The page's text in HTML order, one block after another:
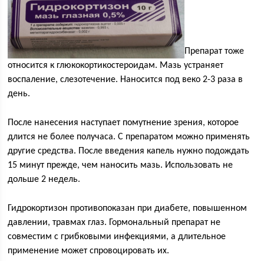
Препарат тоже
относится к глюкокортикостероидам. Мазь устраняет
воспаление, слезотечение. Наносится под веко 2-3 раза в
день.
После нанесения наступает помутнение зрения, которое
длится не более получаса. С препаратом можно применять
другие средства. После введения капель нужно подождать
15 минут прежде, чем наносить мазь. Использовать не
дольше 2 недель.
Гидрокортизон противопоказан при диабете, повышенном
давлении, травмах глаз. Гормональный препарат не
совместим с грибковыми инфекциями, а длительное
применение может спровоцировать их.